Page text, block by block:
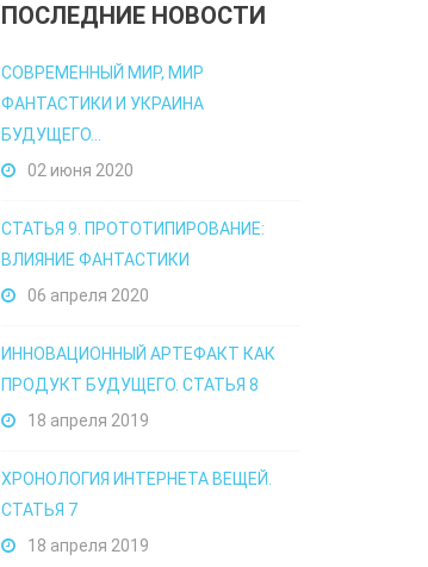
ПОСЛЕДНИЕ НОВОСТИ
СОВРЕМЕННЫЙ МИР, МИР
ФАНТАСТИКИ И УКРАИНА
БУДУЩЕГО...
02 июня 2020
СТАТЬЯ 9. ПРОТОТИПИРОВАНИЕ:
ВЛИЯНИЕ ФАНТАСТИКИ
06 апреля 2020
ИННОВАЦИОННЫЙ АРТЕФАКТ КАК
ПРОДУКТ БУДУЩЕГО. СТАТЬЯ 8
18 апреля 2019
ХРОНОЛОГИЯ ИНТЕРНЕТА ВЕЩЕЙ.
СТАТЬЯ 7
18 апреля 2019